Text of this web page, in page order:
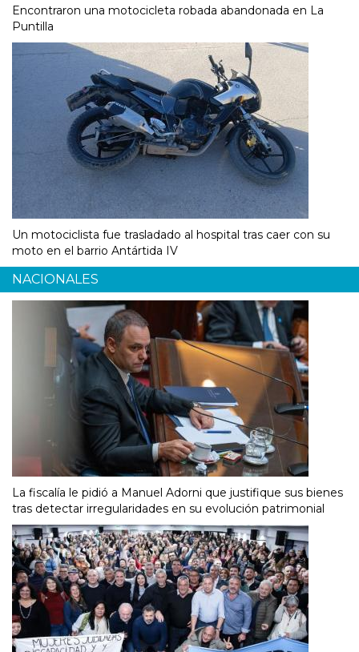
Encontraron una motocicleta robada abandonada en La
Puntilla
Un motociclista fue trasladado al hospital tras caer con su
moto en el barrio Antártida IV
NACIONALES
La fiscalía le pidió a Manuel Adorni que justifique sus bienes
tras detectar irregularidades en su evolución patrimonial